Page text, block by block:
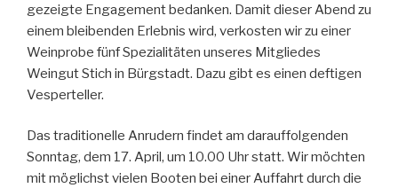
gezeigte Engagement bedanken. Damit dieser Abend zu
einem bleibenden Erlebnis wird, verkosten wir zu einer
Weinprobe fünf Spezialitäten unseres Mitgliedes
Weingut Stich in Bürgstadt. Dazu gibt es einen deftigen
Vesperteller.
Das traditionelle Anrudern findet am darauffolgenden
Sonntag, dem 17. April, um 10.00 Uhr statt. Wir möchten
mit möglichst vielen Booten bei einer Auffahrt durch die